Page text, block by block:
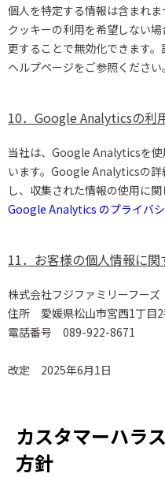
個人を特定する情報は含まれま
クッキーの利用を希望しない
更することで無効化できます
ヘルプページをご参照ください。
10．Google Analyticsの利
当社は、Google Analyticsを
います。Google Analyticsの
し、収集された情報の使用に関
Google Analytics のプライバ
11．お客様の個人情報に関
株式会社フジファミリーフー
住所 愛媛県松山市宮西1丁目2
電話番号 089-922-8671
改定 2025年6月1日
カスタマーハラ
方針